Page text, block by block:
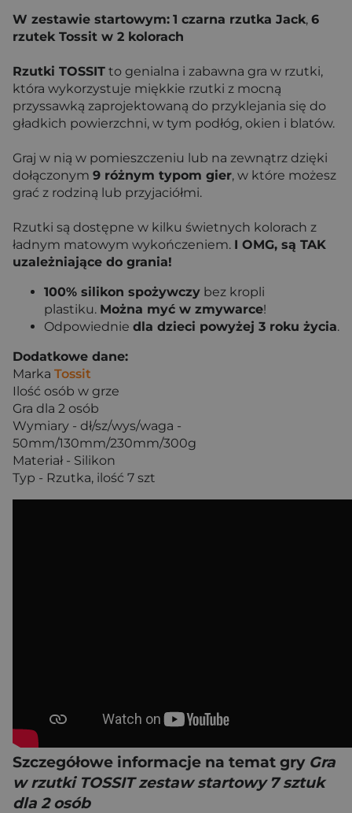
W zestawie startowym: 1 czarna rzutka Jack, 6
rzutek Tossit w 2 kolorach
Rzutki TOSSIT to genialna i zabawna gra w rzutki,
która wykorzystuje miękkie rzutki z mocną
przyssawką zaprojektowaną do przyklejania się do
gładkich powierzchni, w tym podłóg, okien i blatów.
Graj w nią w pomieszczeniu lub na zewnątrz dzięki
dołączonym 9 różnym typom gier, w które możesz
grać z rodziną lub przyjaciółmi.
Rzutki są dostępne w kilku świetnych kolorach z
ładnym matowym wykończeniem. I OMG, są TAK
uzależniające do grania!‍
100% silikon spożywczy bez kropli
plastiku. Można myć w zmywarce!
Odpowiednie dla dzieci powyżej 3 roku życia.
Dodatkowe dane:
Marka Tossit
Ilość osób w grze
Gra dla 2 osób
Wymiary - dł/sz/wys/waga -
50mm/130mm/230mm/300g
Materiał - Silikon
Typ - Rzutka, ilość 7 szt
Szczegółowe informacje na temat gry Gra
w rzutki TOSSIT zestaw startowy 7 sztuk
dla 2 osób